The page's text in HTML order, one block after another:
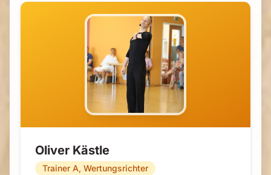
Oliver Kästle
Trainer A, Wertungsrichter